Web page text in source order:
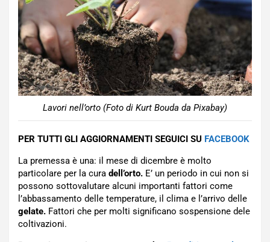
Lavori nell’orto (Foto di Kurt Bouda da Pixabay)
PER TUTTI GLI AGGIORNAMENTI SEGUICI SU FACEBOOK
La premessa è una: il mese di dicembre è molto
particolare per la cura dell’orto. E’ un periodo in cui non si
possono sottovalutare alcuni importanti fattori come
l’abbassamento delle temperature, il clima e l’arrivo delle
gelate. Fattori che per molti significano sospensione dele
coltivazioni.